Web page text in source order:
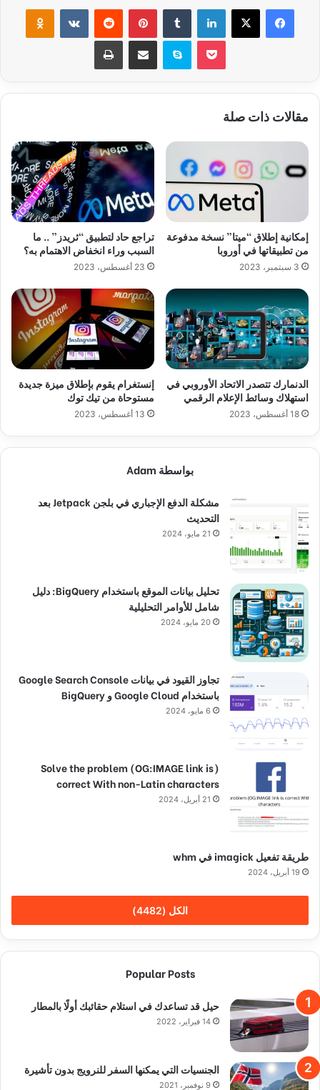
فيسبوك لينكدإن بينتيريست
سكايب
مقالات ذات صلة
إمكانية إطلاق “ميتا” نسخة مدفوعة
من تطبيقاتها في أوروبا
3 سبتمبر، 2023
تراجع حاد لتطبيق “ثريدز” .. ما
السبب وراء انخفاض الاهتمام به؟
23 أغسطس، 2023
الدنمارك تتصدر الاتحاد الأوروبي في
استهلاك وسائط الإعلام الرقمي
18 أغسطس، 2023
إنستغرام يقوم بإطلاق ميزة جديدة
مستوحاة من تيك توك
13 أغسطس، 2023
بواسطة Adam
مشكلة الدفع الإجباري في بلجن Jetpack بعد
التحديث
21 مايو، 2024
تحليل بيانات الموقع باستخدام BigQuery: دليل
شامل للأوامر التحليلية
20 مايو، 2024
تجاوز القيود في بيانات Google Search Console
باستخدام Google Cloud و BigQuery
6 مايو، 2024
(Solve the problem (OG:IMAGE link is
correct With non-Latin characters
21 أبريل، 2024
طريقة تفعيل imagick في whm
19 أبريل، 2024
الكل (4482)
Popular Posts
حيل قد تساعدك في استلام حقائبك أولًا بالمطار
14 فبراير، 2022
الجنسيات التي يمكنها السفر للنرويج بدون تأشيرة
9 نوفمبر، 2021